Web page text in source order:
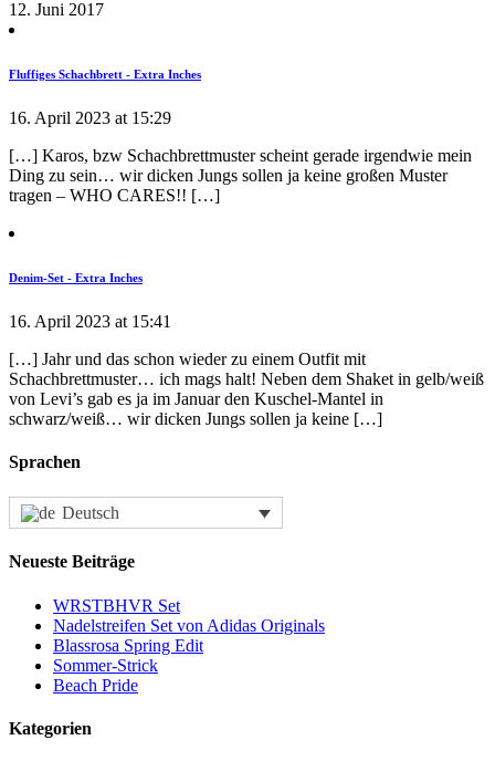
12. Juni 2017
Fluffiges Schachbrett - Extra Inches
16. April 2023 at 15:29
[…] Karos, bzw Schachbrettmuster scheint gerade irgendwie mein
Ding zu sein… wir dicken Jungs sollen ja keine großen Muster
tragen – WHO CARES!! […]
Denim-Set - Extra Inches
16. April 2023 at 15:41
[…] Jahr und das schon wieder zu einem Outfit mit
Schachbrettmuster… ich mags halt! Neben dem Shaket in gelb/weiß
von Levi’s gab es ja im Januar den Kuschel-Mantel in
schwarz/weiß… wir dicken Jungs sollen ja keine […]
Sprachen
Deutsch
Neueste Beiträge
WRSTBHVR Set
Nadelstreifen Set von Adidas Originals
Blassrosa Spring Edit
Sommer-Strick
Beach Pride
Kategorien